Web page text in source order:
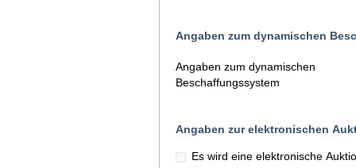
Angaben zum dynamischen
Angaben zum dynamischen
Beschaffungssystem
Angaben zur elektronischen
Es wird eine elektronische